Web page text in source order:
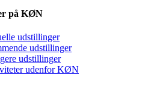
på KØN
udstillinger
udstillinger
udstillinger
udenfor KØN